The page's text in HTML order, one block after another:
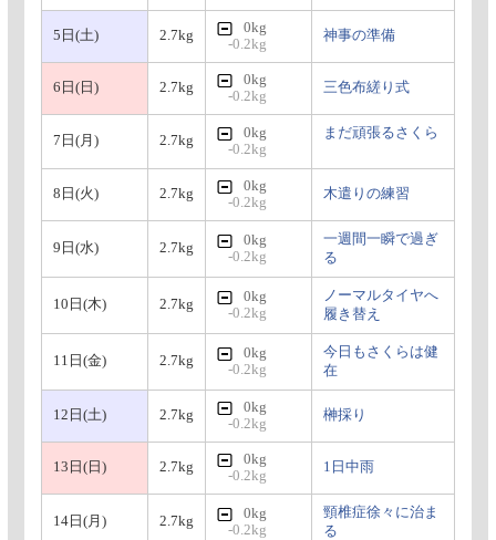
5日(土) 2.7kg
0kg
-0.2kg
神事の準備
6日(日) 2.7kg
0kg
-0.2kg
三色布縒り式
7日(月) 2.7kg
0kg
-0.2kg
まだ頑張るさくら
8日(火) 2.7kg
0kg
-0.2kg
木遣りの練習
9日(水) 2.7kg
0kg
-0.2kg
一週間一瞬で過ぎ
る
10日(木) 2.7kg
0kg
-0.2kg
ノーマルタイヤへ
履き替え
11日(金) 2.7kg
0kg
-0.2kg
今日もさくらは健
在
12日(土) 2.7kg
0kg
-0.2kg
榊採り
13日(日) 2.7kg
0kg
-0.2kg
1日中雨
14日(月) 2.7kg
0kg
-0.2kg
頸椎症徐々に治ま
る